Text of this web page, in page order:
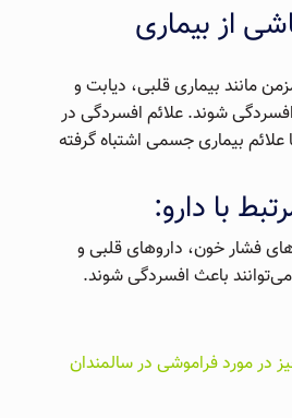
از بیماری
مانند بیماری قلبی، دیابت و
شوند. علائم افسردگی در
بیماری جسمی اشتباه گرفته
فشار خون، داروهای قلبی و
باعث افسردگی شوند.
در مورد فراموشی در سالمندان